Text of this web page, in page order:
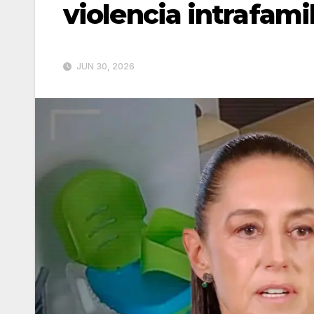
violencia
JUN 30, 2026